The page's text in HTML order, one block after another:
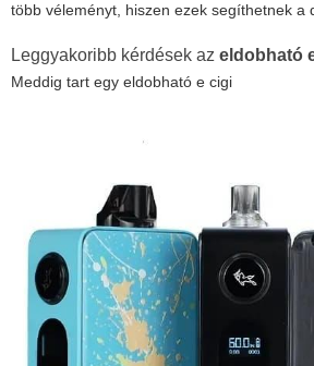
több véleményt, hiszen ezek segíthetnek a
Leggyakoribb kérdések az eldobható
Meddig tart egy eldobható e cigi